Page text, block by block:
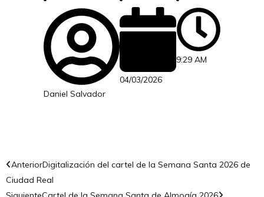
Daniel Salvador
04/03/2026
9:29 AM
AnteriorDigitalización del cartel de la Semana Santa 2026 de
Ciudad Real